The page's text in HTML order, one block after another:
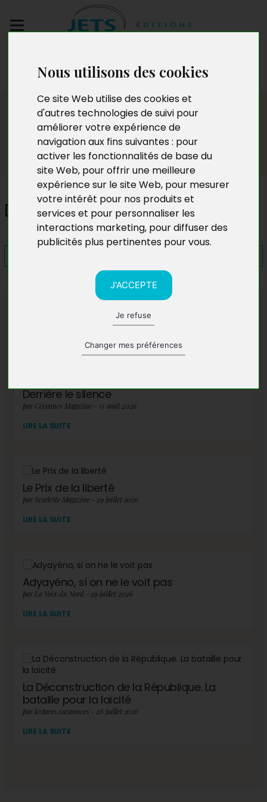
Nous utilisons des cookies
Ce site Web utilise des cookies et
d'autres technologies de suivi pour
améliorer votre expérience de
navigation aux fins suivantes : pour
activer les fonctionnalités de base du
site Web, pour offrir une meilleure
expérience sur le site Web, pour mesurer
votre intérêt pour nos produits et
services et pour personnaliser les
interactions marketing, pour diffuser des
publicités plus pertinentes pour vous.
J'ACCEPTE
Je refuse
Changer mes préférences
manuscrit
Presse
De l'autre côté du lac
A lire également
Derrière le silence
par Cévennes Magazine - 15 août 2026
LIRE LA SUITE
Le Prix de la liberté
par Scarlette Magazine - 29 juillet 2026
LIRE LA SUITE
Adyayéno, si on ne le voit pas
par La Voix du Nord - 29 juillet 2026
LIRE LA SUITE
La Déconstruction de la République. La
bataille pour la laïcité
par lectures.suzannees - 28 juillet 2026
LIRE LA SUITE